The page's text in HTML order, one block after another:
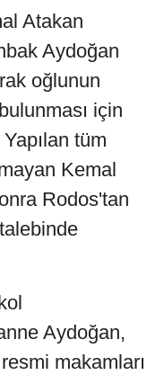
Atakan
Aydoğan
oğlunun
için
tüm
Kemal
Rodos'tan
Aydoğan,
makamları